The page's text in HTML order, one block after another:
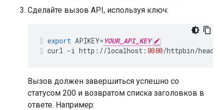
Сделайте вызов API, используя ключ:
export APIKEY= YOUR_API_KEY
curl -i http : //localhost : 8080/httpbin/
Вызов должен завершиться успешно со
статусом 200 и возвратом списка заголовков в
ответе. Например: